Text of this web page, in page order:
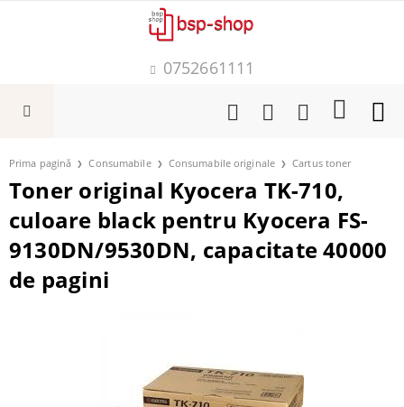
0752661111
Prima pagină Consumabile Consumabile originale Cartus toner
Toner original Kyocera TK-710,
culoare black pentru Kyocera FS-
9130DN/9530DN, capacitate 40000
de pagini